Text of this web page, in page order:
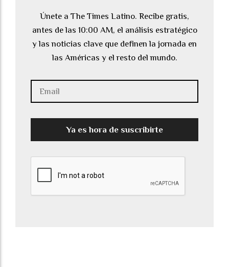
Únete a The Times Latino. Recibe gratis,
antes de las 10:00 AM, el análisis estratégico
y las noticias clave que definen la jornada en
las Américas y el resto del mundo.
Ya es hora de suscribirte